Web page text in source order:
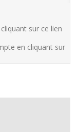
sur ce lien
en cliquant sur